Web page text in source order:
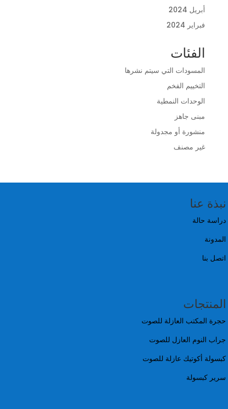
أبريل 2024
فبراير 2024
الفئات
المسودات التي سيتم نشرها
التخييم الفخم
الوحدات النمطية
مبنى جاهز
منشورة أو مجدولة
غير مصنف
نبذة عنا
دراسة حالة
المدونة
اتصل بنا
المنتجات
حجرة المكتب العازلة للصوت
جراب النوم العازل للصوت
كبسولة أكوتيك عازلة للصوت
سرير كبسولة